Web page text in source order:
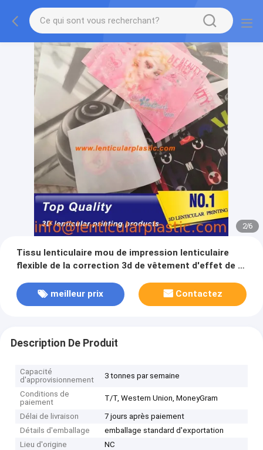
2/6
Tissu lenticulaire mou de impression lenticulaire
flexible de la correction 3d de vêtement d'effet de la
meilleur prix
Contactez
Description De Produit
Capacité
d'approvisionnement
3 tonnes par semaine
Conditions de
paiement
T/T, Western Union, MoneyGram
Délai de livraison
7 jours après paiement
Détails d'emballage
emballage standard d'exportation
Lieu d'origine
NC